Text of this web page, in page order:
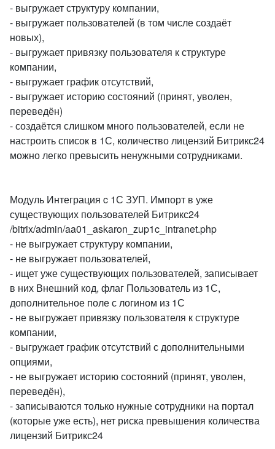
- выгружает структуру компании,
- выгружает пользователей (в том числе создаёт
новых),
- выгружает привязку пользователя к структуре
компании,
- выгружает график отсутствий,
- выгружает историю состояний (принят, уволен,
переведён)
- создаётся слишком много пользователей, если не
настроить список в 1С, количество лицензий Битрикс24
можно легко превысить ненужными сотрудниками.
Модуль Интеграция c 1С ЗУП. Импорт в уже
существующих пользователей Битрикс24
/bitrix/admin/aa01_askaron_zup1c_intranet.php
- не выгружает структуру компании,
- не выгружает пользователей,
- ищет уже существующих пользователей, записывает
в них Внешний код, флаг Пользователь из 1С,
дополнительное поле с логином из 1С
- не выгружает привязку пользователя к структуре
компании,
- выгружает график отсутствий с дополнительными
опциями,
- не выгружает историю состояний (принят, уволен,
переведён),
- записываются только нужные сотрудники на портал
(которые уже есть), нет риска превышения количества
лицензий Битрикс24